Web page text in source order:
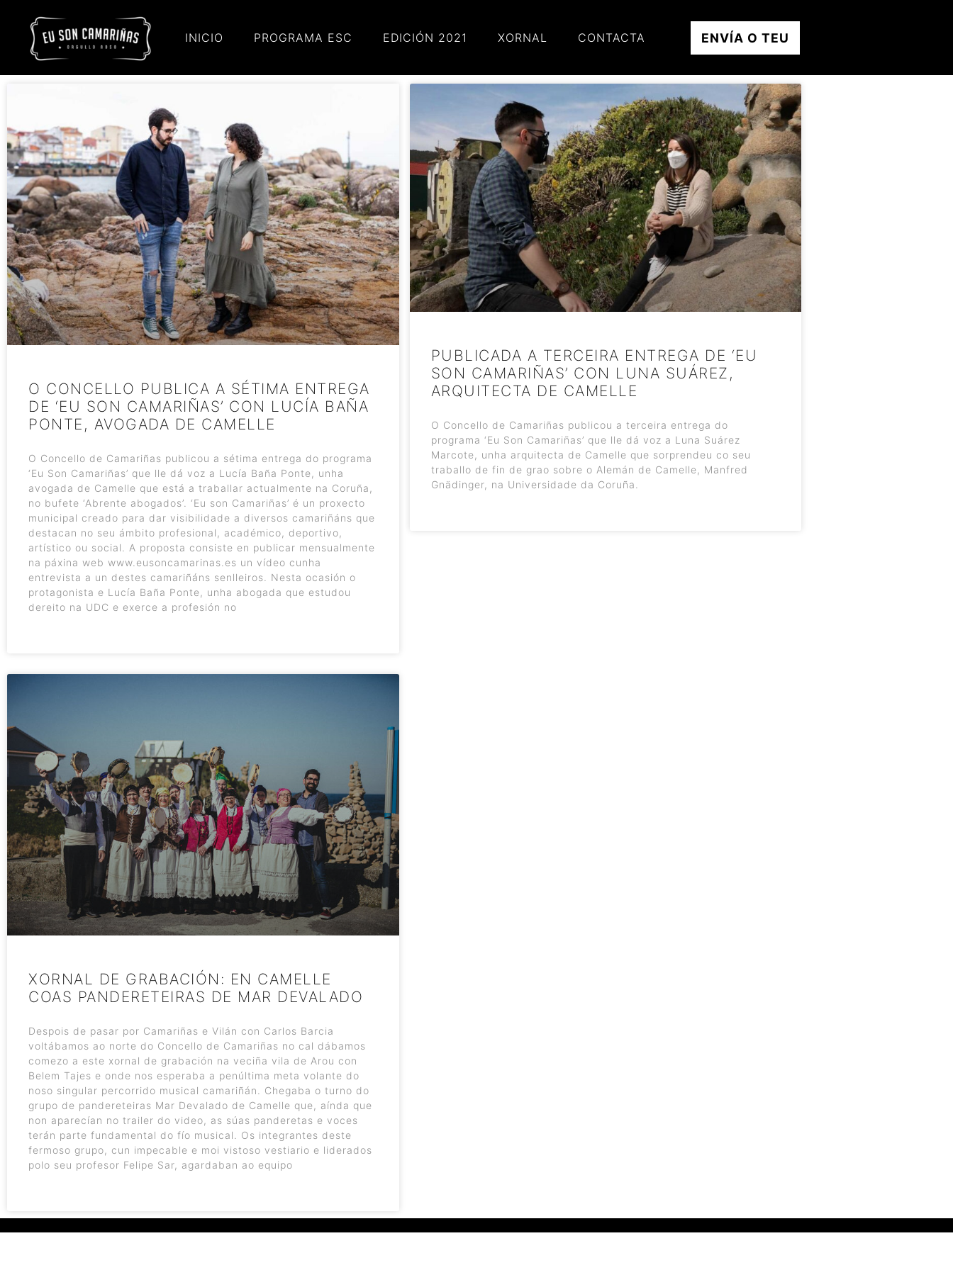
INICIO PROGRAMA ESC EDICIÓN 2021 XORNAL CONTACTA ENVÍA O TEU
O CONCELLO PUBLICA A SÉTIMA ENTREGA
DE ‘EU SON CAMARIÑAS’ CON LUCÍA BAÑA
PONTE, AVOGADA DE CAMELLE
O Concello de Camariñas publicou a sétima entrega do programa
‘Eu Son Camariñas’ que lle dá voz a Lucía Baña Ponte, unha
avogada de Camelle que está a traballar actualmente na Coruña,
no bufete ‘Abrente abogados’. ‘Eu son Camariñas’ é un proxecto
municipal creado para dar visibilidade a diversos camariñáns que
destacan no seu ámbito profesional, académico, deportivo,
artístico ou social. A proposta consiste en publicar mensualmente
na páxina web www.eusoncamarinas.es un vídeo cunha
entrevista a un destes camariñáns senlleiros. Nesta ocasión o
protagonista e Lucía Baña Ponte, unha abogada que estudou
dereito na UDC e exerce a profesión no
PUBLICADA A TERCEIRA ENTREGA DE ‘EU
SON CAMARIÑAS’ CON LUNA SUÁREZ,
ARQUITECTA DE CAMELLE
O Concello de Camariñas publicou a terceira entrega do
programa ‘Eu Son Camariñas’ que lle dá voz a Luna Suárez
Marcote, unha arquitecta de Camelle que sorprendeu co seu
traballo de fin de grao sobre o Alemán de Camelle, Manfred
Gnädinger, na Universidade da Coruña.
XORNAL DE GRABACIÓN: EN CAMELLE
COAS PANDERETEIRAS DE MAR DEVALADO
Despois de pasar por Camariñas e Vilán con Carlos Barcia
voltábamos ao norte do Concello de Camariñas no cal dábamos
comezo a este xornal de grabación na veciña vila de Arou con
Belem Tajes e onde nos esperaba a penúltima meta volante do
noso singular percorrido musical camariñán. Chegaba o turno do
grupo de pandereteiras Mar Devalado de Camelle que, aínda que
non aparecían no trailer do video, as súas panderetas e voces
terán parte fundamental do fío musical. Os integrantes deste
fermoso grupo, cun impecable e moi vistoso vestiario e liderados
polo seu profesor Felipe Sar, agardaban ao equipo